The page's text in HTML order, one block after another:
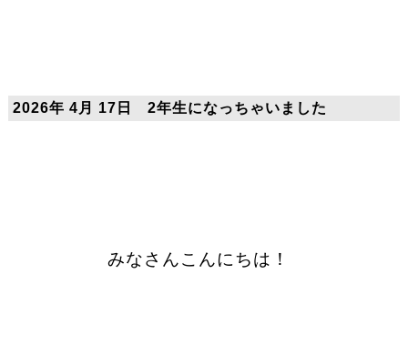
2026年 4月 17日 2年生になっちゃいました
みなさんこんにちは！